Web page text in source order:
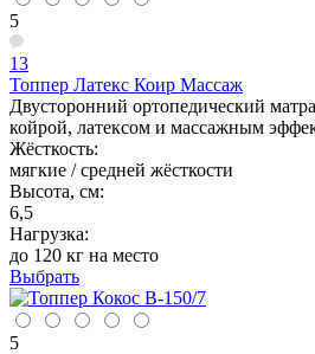
5
13
Топпер Латекс Коир Массаж
Двусторонний ортопедический
койрой, латексом и массажным
Жёсткость:
мягкие / средней жёсткости
Высота, см:
6,5
Нагрузка:
до 120 кг на место
Выбрать
5